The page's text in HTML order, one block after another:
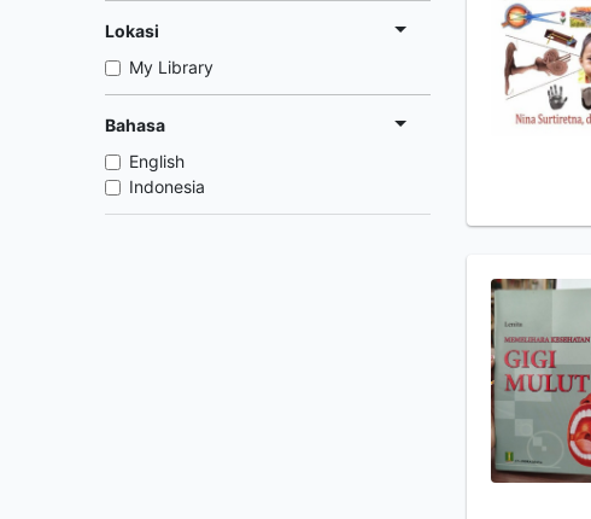
Lokasi
My Library
Bahasa
English
Indonesia